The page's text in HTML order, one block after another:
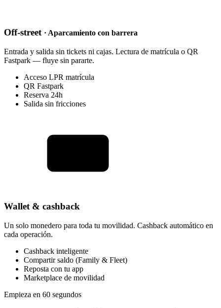
Off-street · Aparcamiento con barrera
Entrada y salida sin tickets ni cajas. Lectura de matrícula o QR
Fastpark — fluye sin pararte.
Acceso LPR matrícula
QR Fastpark
Reserva 24h
Salida sin fricciones
Wallet & cashback
Un solo monedero para toda tu movilidad. Cashback automático en
cada operación.
Cashback inteligente
Compartir saldo (Family & Fleet)
Reposta con tu app
Marketplace de movilidad
Empieza en 60 segundos